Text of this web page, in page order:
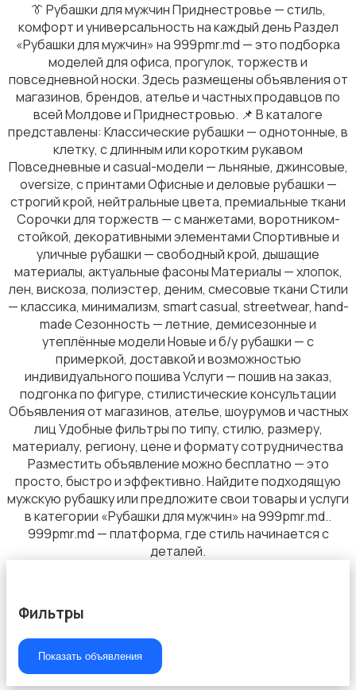
Головные уборы
Верхняя одежда
Аксессуары
👔 Рубашки для мужчин Приднестровье — стиль,
комфорт и универсальность на каждый день Раздел
«Рубашки для мужчин» на 999pmr.md — это подборка
моделей для офиса, прогулок, торжеств и
повседневной носки. Здесь размещены объявления от
магазинов, брендов, ателье и частных продавцов по
всей Молдове и Приднестровью. 📌 В каталоге
представлены: Классические рубашки — однотонные, в
клетку, с длинным или коротким рукавом
Повседневные и casual-модели — льняные, джинсовые,
oversize, с принтами Офисные и деловые рубашки —
строгий крой, нейтральные цвета, премиальные ткани
Сорочки для торжеств — с манжетами, воротником-
стойкой, декоративными элементами Спортивные и
уличные рубашки — свободный крой, дышащие
материалы, актуальные фасоны Материалы — хлопок,
лен, вискоза, полиэстер, деним, смесовые ткани Стили
— классика, минимализм, smart casual, streetwear, hand-
made Сезонность — летние, демисезонные и
утеплённые модели Новые и б/у рубашки — с
примеркой, доставкой и возможностью
индивидуального пошива Услуги — пошив на заказ,
подгонка по фигуре, стилистические консультации
Объявления от магазинов, ателье, шоурумов и частных
лиц Удобные фильтры по типу, стилю, размеру,
материалу, региону, цене и формату сотрудничества
Разместить объявление можно бесплатно — это
просто, быстро и эффективно. Найдите подходящую
мужскую рубашку или предложите свои товары и услуги
в категории «Рубашки для мужчин» на 999pmr.md..
999pmr.md — платформа, где стиль начинается с
деталей.
Фильтры
Показать объявления